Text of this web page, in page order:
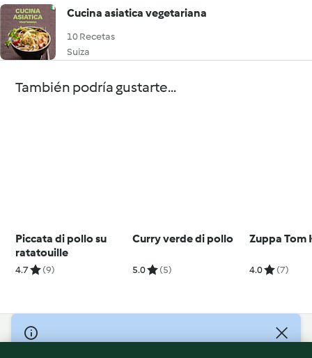
Cucina asiatica vegetariana
10 Recetas
Suiza
También podría gustarte...
Piccata di pollo su
ratatouille
4.7 (9)
Curry verde di pollo
5.0 (5)
Zuppa Tom
4.0 (7)
© Copyright 2026